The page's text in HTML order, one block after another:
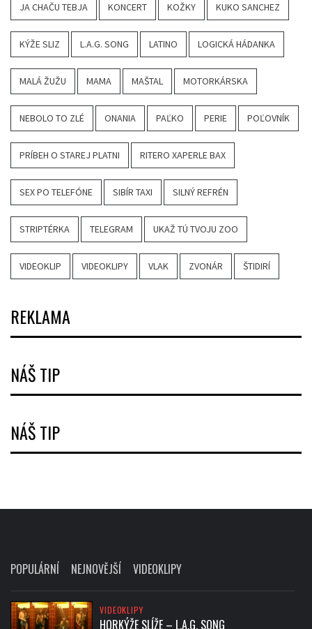
JA CHAČU TEBJA KONCERT KOŽKY KUKO SANCHEZ
KÝŽE SLIZ L.A.G. SONG LATINO LOGICKÁ HÁDANKA
MALÁ ŽUŽU MAMA MAŠTAL MOTORKÁRSKA
NEBOLO TO ZLÉ ONANIA PAĽKO PERIE POĽOVNÍK
PRÍBEH O STAREJ PLATNI RITERO XAPERLE BAX
SEX PO TELEFÓNE SIBÍR TAXI SILNÝ REFRÉN
STRIPTÉRKA TELEGRAM UKAŽ TÚ TVOJU ZOO
VIDEOKLIP VIDEOKLIPY VLAK ZVONÁR ŠTIDIRÍ
REKLAMA
NÁŠ TIP
NÁŠ TIP
POPULÁRNÍ NEJNOVĚJŠÍ VIDEOKLIPY
VIDEOKLIPY
HORKÝŽE SLÍŽE – L.A.G. SONG